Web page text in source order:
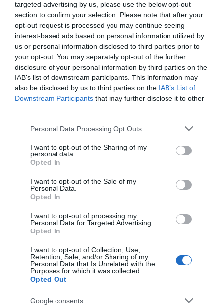
targeted advertising by us, please use the below opt-out
section to confirm your selection. Please note that after your
opt-out request is processed you may continue seeing
interest-based ads based on personal information utilized by
us or personal information disclosed to third parties prior to
your opt-out. You may separately opt-out of the further
disclosure of your personal information by third parties on the
IAB’s list of downstream participants. This information may
also be disclosed by us to third parties on the IAB’s List of
Downstream Participants that may further disclose it to other
Please note that this website/app uses one or more Google
not limited to your visit or usage behaviour. You may click to
grant or deny consent to Google and its third-party tags to
use your data for below specified purposes in below Google
consent section.
Personal Data Processing Opt Outs
I want to opt-out of the Sharing of my
personal data.
Opted In
I want to opt-out of the Sale of my
Personal Data.
Opted In
I want to opt-out of processing my
Personal Data for Targeted Advertising.
Opted In
I want to opt-out of Collection, Use,
Retention, Sale, and/or Sharing of my
Personal Data that Is Unrelated with the
Purposes for which it was collected.
Opted Out
Google consents
Το Minecraft έρχεται στο Nintendo Switch 2 όπως δεν το
έχετε ξαναδεί
«Θερινό Σινεμά – Μαζί για την Ψυχική Υγεία» από
τον Σ.Ο.Ψ.Υ Πάτρας